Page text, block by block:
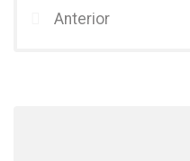
b
er
Anterior